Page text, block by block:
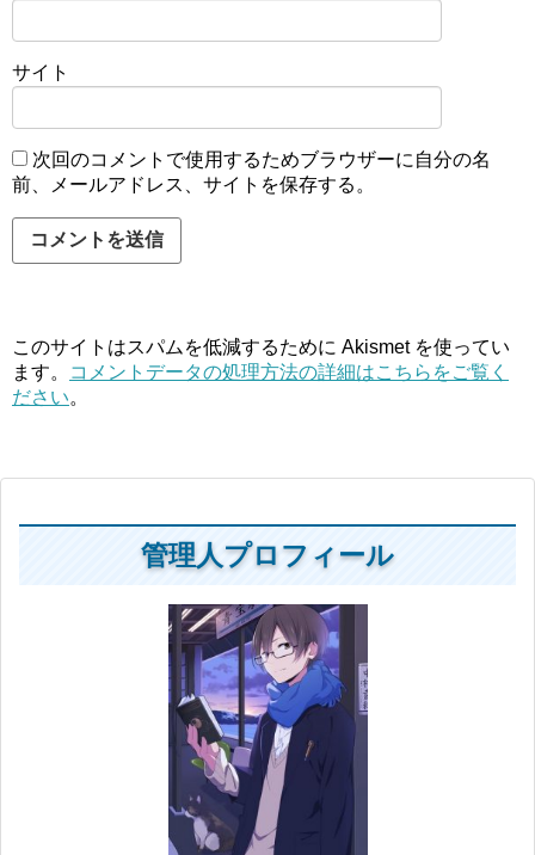
サイト
次回のコメントで使用するためブラウザーに自分の名
前、メールアドレス、サイトを保存する。
このサイトはスパムを低減するために Akismet を使ってい
ます。
コメントデータの処理方法の詳細はこちらをご覧く
ださい。
管理人プロフィール